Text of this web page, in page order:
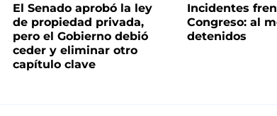
El Senado aprobó la ley
de propiedad privada,
pero el Gobierno debió
ceder y eliminar otro
capítulo clave
Incidentes
Congreso: al
detenidos